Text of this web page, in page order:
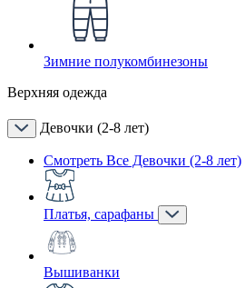
Зимние полукомбинезоны
Верхняя одежда
Девочки (2-8 лет)
Смотреть Все Девочки (2-8 лет)
Платья, сарафаны
Вышиванки